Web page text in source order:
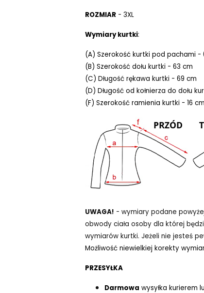
ROZMIAR- 3XL
Wymiary kurtki:
(A) Szerokość kurtki pod pachami -
(B) Szerokość dołu kurtki - 63 cm
(C) Długość rękawa kurtki - 69 cm
(D) Długość od kołnierza do dołu
(F) Szerokość ramienia kurtki - 16 cm
UWAGA! - wymiary podane
obwody ciała osoby dla której
wymiarów kurtki. Jeżeli nie jesteś
Możliwość niewielkiej korekty
PRZESYŁKA
Darmowa wysyłka kurierem